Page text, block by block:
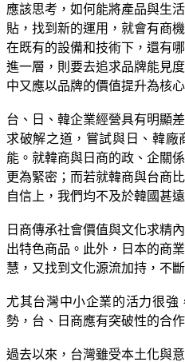
應該思考，如何能將產品與生
貼，找到新的運用，就會有商機
在既有的設備和技術下，還有
進一層，則要去追求品牌能見
中又應以品牌的價值提升為核心
台、日、韓企業經營具有明顯
求破解之道，嘗試與日、韓
能。就韓商與日商的政、企關
更為緊密；而若就韓商與台商
自信上，我們均不及於韓國甚遠
日商傳承社會價值與文化求精
出特色商品。此外，日本的商
慧，又找到文化源流加持，不
尤其台灣中小企業的活力很強
勢，台、日商應有突破性的合作
過去以來，台灣雖受本土化與